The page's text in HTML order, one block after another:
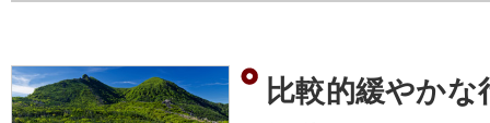
比較的緩やか